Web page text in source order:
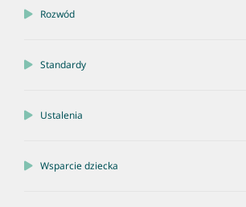
Rozwód
Standardy
Ustalenia
Wsparcie dziecka